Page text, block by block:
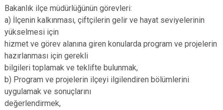
Elmalı
Finike
Gazipaşa
Gündoğmuş
İbradı
Demre
Kaş
Manavgat
Serik
Aksu
Kepez
Konyaaltı
Bakanlık ilçe müdürlüğünün görevleri:
a) İlçenin kalkınması, çiftçilerin gelir ve hayat seviyelerinin
yükselmesi için
hizmet ve görev alanına giren konularda program ve projelerin
hazırlanması için gerekli
bilgileri toplamak ve teklifte bulunmak,
b) Program ve projelerin ilçeyi ilgilendiren bölümlerini
uygulamak ve sonuçlarını
değerlendirmek,